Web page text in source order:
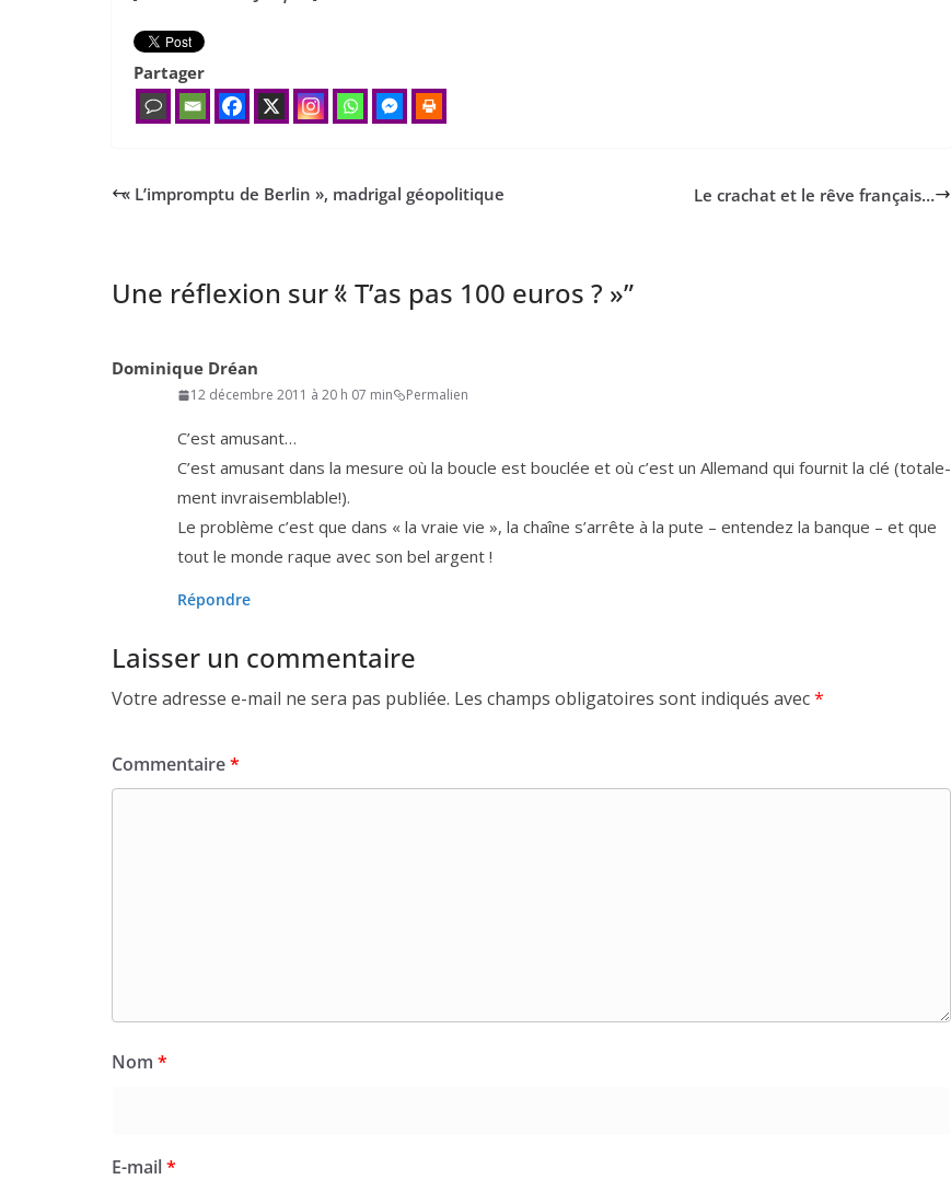
Partager
« L’impromptu de Berlin », madrigal géopolitique Le crachat et le rêve français…
Une réflexion sur “
« T’as pas 100 euros ? »”
Dominique Dréan
12 décembre 2011 à 20 h 07 min Permalien
C’est amu­sant…
C’est amu­sant dans la mesure où la boucle est bou­clée et où c’est un Allemand qui four­nit la clé (tota­le­
ment invraisemblable!).
Le pro­blème c’est que dans « la vraie vie », la chaîne s’ar­rête à la pute – enten­dez la banque – et que
tout le monde raque avec son bel argent !
Répondre
Laisser un commentaire
Votre adresse e-mail ne sera pas publiée. Les champs obligatoires sont indiqués avec*
Commentaire*
Nom *
E-mail*